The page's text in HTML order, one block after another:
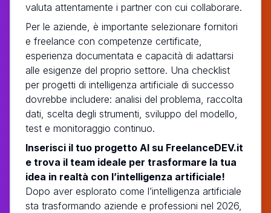
valuta attentamente i partner con cui collaborare.
Per le aziende, è importante selezionare fornitori
e freelance con competenze certificate,
esperienza documentata e capacità di adattarsi
alle esigenze del proprio settore. Una checklist
per progetti di intelligenza artificiale di successo
dovrebbe includere: analisi del problema, raccolta
dati, scelta degli strumenti, sviluppo del modello,
test e monitoraggio continuo.
Inserisci il tuo progetto AI su FreelanceDEV.it
e trova il team ideale per trasformare la tua
idea in realtà con l’intelligenza artificiale!
Dopo aver esplorato come l’intelligenza artificiale
sta trasformando aziende e professioni nel 2026,